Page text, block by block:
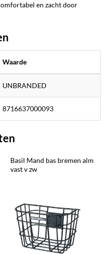
en zacht door
Waarde
UNBRANDED
8716637000093
Basil Mand bas bremen alm
vast v zw